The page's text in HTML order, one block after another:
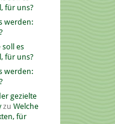
für uns?
werden:
soll es
für uns?
werden:
gezielte
zu Welche
für